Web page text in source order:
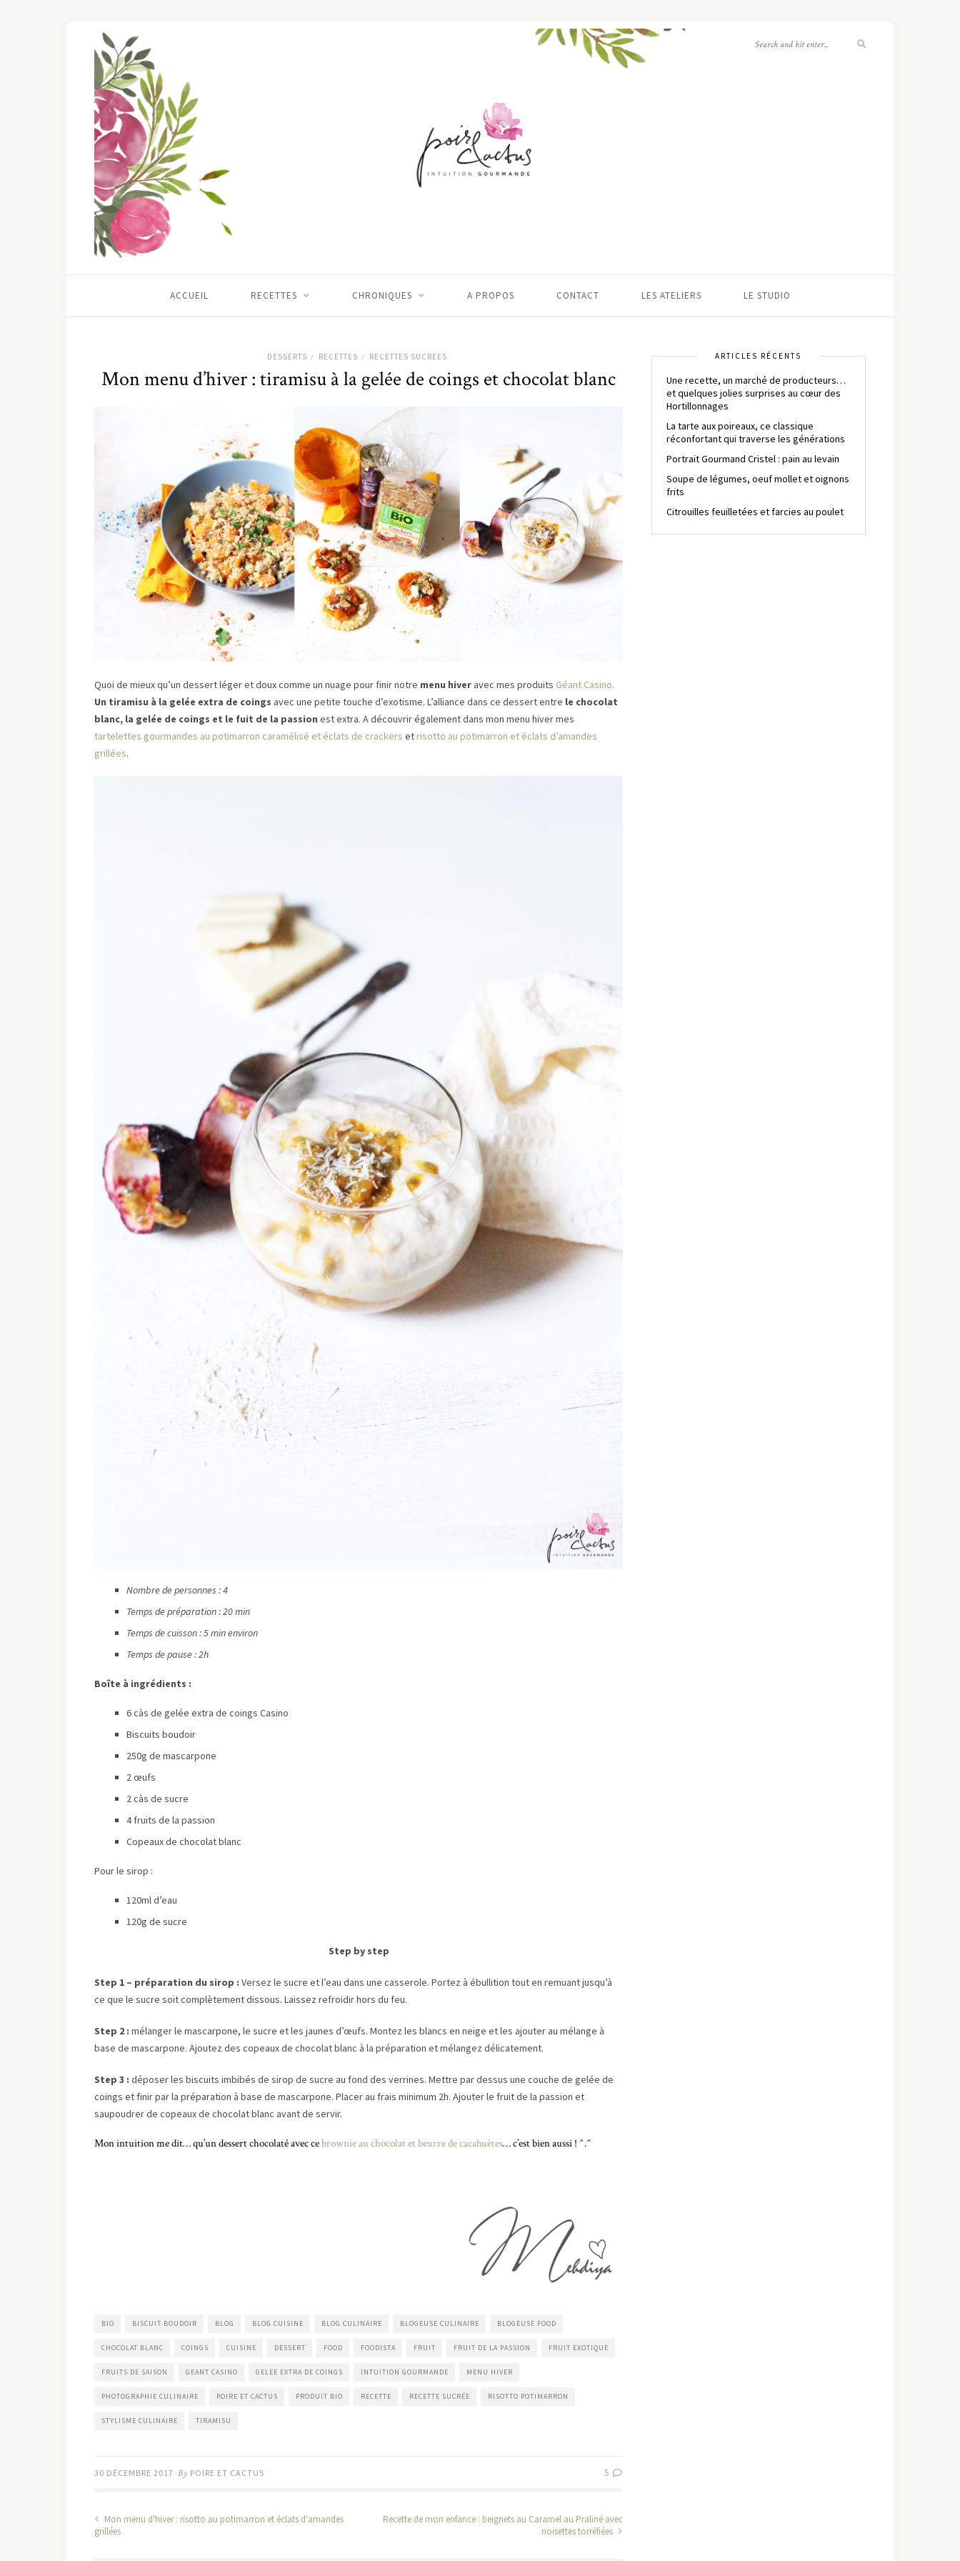
ACCUEIL RECETTES CHRONIQUES A PROPOS CONTACT LES ATELIERS LE STUDIO
DESSERTS / RECETTES / RECETTES SUCREES
Mon menu d’hiver : tiramisu à la gelée de coings et chocolat blanc
Quoi de mieux qu’un dessert léger et doux comme un nuage pour finir notre menu hiver avec mes produits Géant Casino.
Un tiramisu à la gelée extra de coings avec une petite touche d’exotisme. L’alliance dans ce dessert entre le chocolat
blanc, la gelée de coings et le fuit de la passion est extra. A découvrir également dans mon menu hiver mes
tartelettes gourmandes au potimarron caramélisé et éclats de crackers etrisotto au potimarron et éclats d’amandes
grillées.
Nombre de personnes : 4
Temps de préparation : 20 min
Temps de cuisson : 5 min environ
Temps de pause : 2h
Boîte à ingrédients :
6 càs de gelée extra de coings Casino
Biscuits boudoir
250g de mascarpone
2 œufs
2 càs de sucre
4 fruits de la passion
Copeaux de chocolat blanc
Pour le sirop :
120ml d’eau
120g de sucre
Step by step
Step 1 – préparation du sirop : Versez le sucre et l’eau dans une casserole. Portez à ébullition tout en remuant jusqu’à
ce que le sucre soit complètement dissous. Laissez refroidir hors du feu.
Step 2 : mélanger le mascarpone, le sucre et les jaunes d’œufs. Montez les blancs en neige et les ajouter au mélange à
base de mascarpone. Ajoutez des copeaux de chocolat blanc à la préparation et mélangez délicatement.
Step 3 : déposer les biscuits imbibés de sirop de sucre au fond des verrines. Mettre par dessus une couche de gelée de
coings et finir par la préparation à base de mascarpone. Placer au frais minimum 2h. Ajouter le fruit de la passion et
saupoudrer de copeaux de chocolat blanc avant de servir.
Mon intuition me dit… qu’un dessert chocolaté avec cebrownie au chocolat et beurre de cacahuètes… c’est bien aussi ! ^.^
BIO BISCUIT BOUDOIR BLOG BLOG CUISINE BLOG CULINAIRE BLOGEUSE CULINAIRE BLOGEUSE FOOD
CHOCOLAT BLANC COINGS CUISINE DESSERT FOOD FOODISTA FRUIT FRUIT DE LA PASSION FRUIT EXOTIQUE
FRUITS DE SAISON GEANT CASINO GELEE EXTRA DE COINGS INTUITION GOURMANDE MENU HIVER
PHOTOGRAPHIE CULINAIRE POIRE ET CACTUS PRODUIT BIO RECETTE RECETTE SUCRÉE RISOTTO POTIMARRON
STYLISME CULINAIRE TIRAMISU
30 DÉCEMBRE 2017 By POIRE ET CACTUS 5
Mon menu d'hiver : risotto au potimarron et éclats d'amandes
grillées
Recette de mon enfance : beignets au Caramel au Praliné avec
noisettes torréfiées
ARTICLES RÉCENTS
Une recette, un marché de producteurs…
et quelques jolies surprises au cœur des
Hortillonnages
La tarte aux poireaux, ce classique
réconfortant qui traverse les générations
Portrait Gourmand Cristel : pain au levain
Soupe de légumes, oeuf mollet et oignons
frits
Citrouilles feuilletées et farcies au poulet